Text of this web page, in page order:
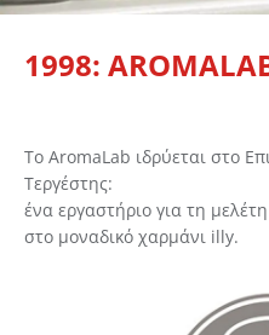
1998:
Το AromaLab ιδρύεται στο
Τεργέστης:
ένα εργαστήριο για τη
στο μοναδικό χαρμάνι illy.